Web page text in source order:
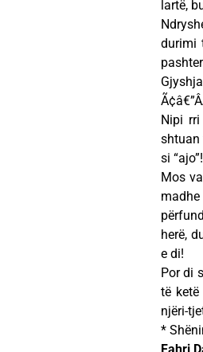
lartë,
durimi
Nipi
shtuan
si
Mos
herë,
e di!
Por di
të ketë
njëri-
*
Fahri